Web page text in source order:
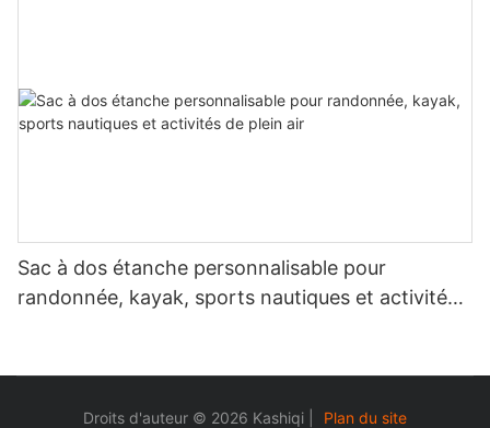
Sac à dos étanche personnalisable pour
randonnée, kayak, sports nautiques et activités
Droits d'auteur © 2026 Kashiqi | Plan du site